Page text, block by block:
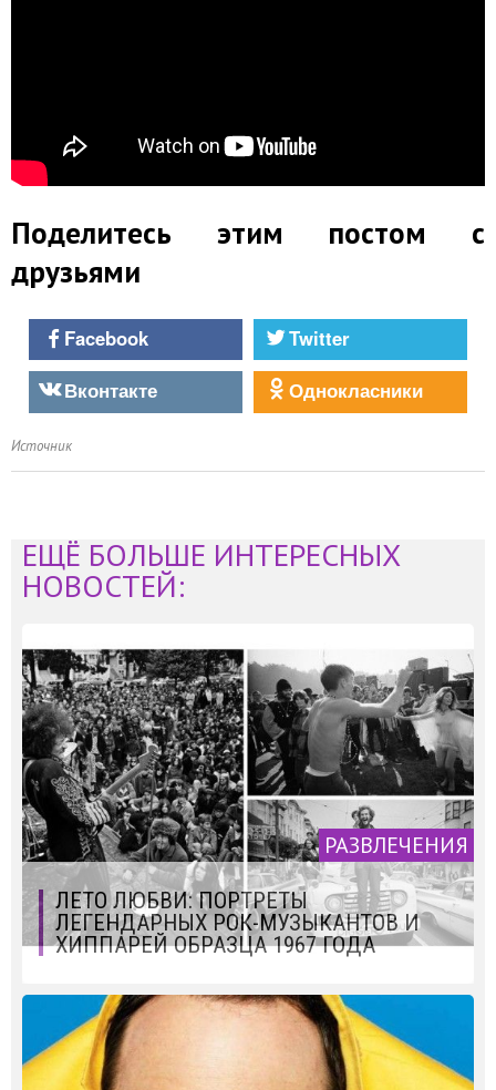
Поделитесь этим постом с
друзьями
Facebook
Twitter
Вконтакте
Однокласники
Источник
ЕЩЁ БОЛЬШЕ ИНТЕРЕСНЫХ
НОВОСТЕЙ:
РАЗВЛЕЧЕНИЯ
ЛЕТО ЛЮБВИ: ПОРТРЕТЫ
ЛЕГЕНДАРНЫХ РОК-МУЗЫКАНТОВ И
ХИППАРЕЙ ОБРАЗЦА 1967 ГОДА